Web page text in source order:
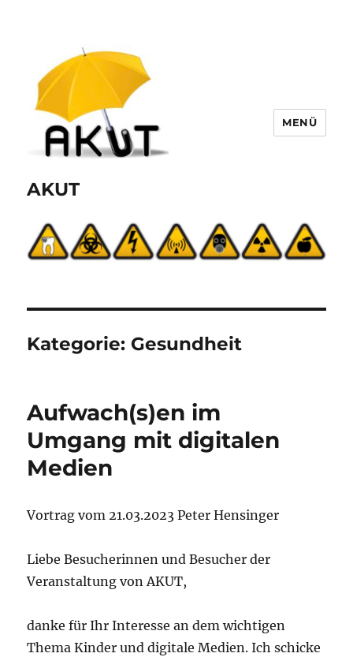
AKUT
MENÜ
Kategorie: Gesundheit
Aufwach(s)en im
Umgang mit digitalen
Medien
Vortrag vom 21.03.2023 Peter Hensinger
Liebe Besucherinnen und Besucher der
Veranstaltung von AKUT,
danke für Ihr Interesse an dem wichtigen
Thema Kinder und digitale Medien. Ich schicke